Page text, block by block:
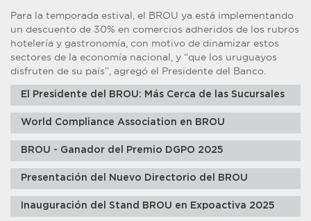
Para la temporada estival, el BROU ya está implementando
un descuento de 30% en comercios adheridos de los rubros
hotelería y gastronomía, con motivo de dinamizar estos
sectores de la economía nacional, y “que los uruguayos
disfruten de su país”, agregó el Presidente del Banco.
El Presidente del BROU: Más Cerca de las Sucursales
World Compliance Association en BROU
BROU - Ganador del Premio DGPO 2025
Presentación del Nuevo Directorio del BROU
Inauguración del Stand BROU en Expoactiva 2025